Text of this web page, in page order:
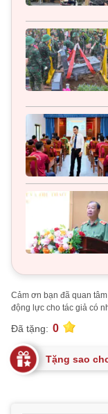
Cảm ơn bạn đã quan
động lực cho tác giả có
Đã tặng: 0
Tặng sao